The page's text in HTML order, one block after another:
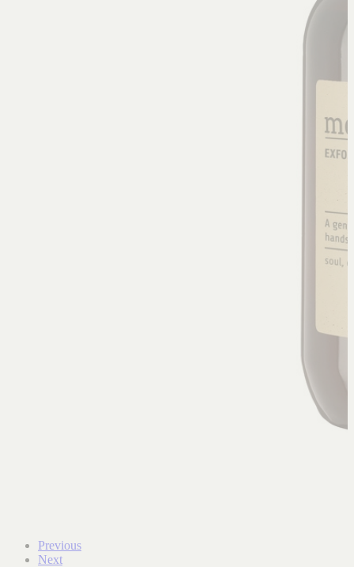
Previous
Next